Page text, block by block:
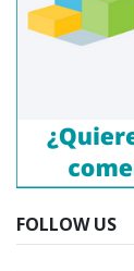
FOLLOW US